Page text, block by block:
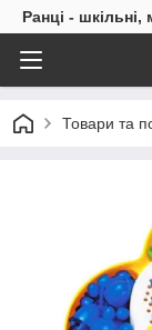
Ранці - шкільні,
Товари та